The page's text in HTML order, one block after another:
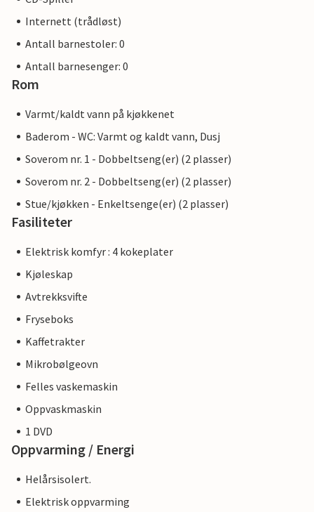
Internett (trådløst)
Antall barnestoler: 0
Antall barnesenger: 0
Rom
Varmt/kaldt vann på kjøkkenet
Baderom - WC: Varmt og kaldt vann, Dusj
Soverom nr. 1 - Dobbeltseng(er) (2 plasser)
Soverom nr. 2 - Dobbeltseng(er) (2 plasser)
Stue/kjøkken - Enkeltsenge(er) (2 plasser)
Fasiliteter
Elektrisk komfyr : 4 kokeplater
Kjøleskap
Avtrekksvifte
Fryseboks
Kaffetrakter
Mikrobølgeovn
Felles vaskemaskin
Oppvaskmaskin
1 DVD
Oppvarming / Energi
Helårsisolert.
Elektrisk oppvarming